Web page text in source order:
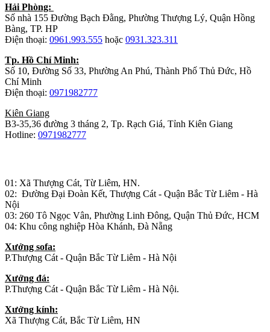
Hải Phòng:
Số nhà 155 Đường Bạch Đằng, Phường Thượng Lý, Quận Hồng
Bàng, TP. HP
Điện thoại: 0961.993.555 hoặc 0931.323.311
Tp. Hồ Chí Minh:
Số 10, Đường Số 33, Phường An Phú, Thành Phố Thủ Đức, Hồ
Chí Minh
Điện thoại: 0971982777
Kiên Giang
B3-35,36 đường 3 tháng 2, Tp. Rạch Giá, Tỉnh Kiên Giang
Hotline: 0971982777
01: Xã Thượng Cát, Từ Liêm, HN.
02: Đường Đại Đoàn Kết, Thượng Cát - Quận Bắc Từ Liêm - Hà
Nội
03: 260 Tô Ngọc Vân, Phường Linh Đông, Quận Thủ Đức, HCM
04: Khu công nghiệp Hòa Khánh, Đà Nẵng
Xưởng sofa:
P.Thượng Cát - Quận Bắc Từ Liêm - Hà Nội
Xưởng đá:
P.Thượng Cát - Quận Bắc Từ Liêm - Hà Nội.
Xưởng kính:
Xã Thượng Cát, Bắc Từ Liêm, HN